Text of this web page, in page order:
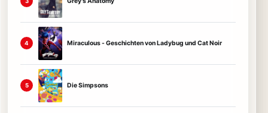
4 Miraculous - Geschichten von Ladybug und Cat Noir
5 Die Simpsons